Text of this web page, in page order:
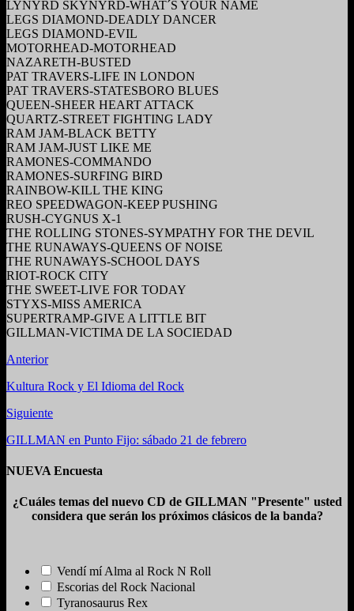
LYNYRD SKYNYRD-WHAT´S YOUR NAME
LEGS DIAMOND-DEADLY DANCER
LEGS DIAMOND-EVIL
MOTORHEAD-MOTORHEAD
NAZARETH-BUSTED
PAT TRAVERS-LIFE IN LONDON
PAT TRAVERS-STATESBORO BLUES
QUEEN-SHEER HEART ATTACK
QUARTZ-STREET FIGHTING LADY
RAM JAM-BLACK BETTY
RAM JAM-JUST LIKE ME
RAMONES-COMMANDO
RAMONES-SURFING BIRD
RAINBOW-KILL THE KING
REO SPEEDWAGON-KEEP PUSHING
RUSH-CYGNUS X-1
THE ROLLING STONES-SYMPATHY FOR THE DEVIL
THE RUNAWAYS-QUEENS OF NOISE
THE RUNAWAYS-SCHOOL DAYS
RIOT-ROCK CITY
THE SWEET-LIVE FOR TODAY
STYXS-MISS AMERICA
SUPERTRAMP-GIVE A LITTLE BIT
GILLMAN-VICTIMA DE LA SOCIEDAD
Anterior
Kultura Rock y El Idioma del Rock
Siguiente
GILLMAN en Punto Fijo: sábado 21 de febrero
NUEVA Encuesta
¿Cuáles temas del nuevo CD de GILLMAN "Presente" usted
considera que serán los próximos clásicos de la banda?
Vendí mí Alma al Rock N Roll
Escorias del Rock Nacional
Tyranosaurus Rex